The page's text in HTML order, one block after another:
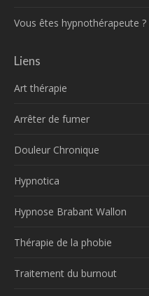
Vous êtes hypnothérapeute ?
Liens
Art thérapie
Arrêter de fumer
Douleur Chronique
Hypnotica
Hypnose Brabant Wallon
Thérapie de la phobie
Traitement du burnout